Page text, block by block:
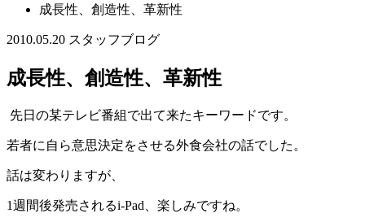
成長性、創造性、革新性
2010.05.20 スタッフブログ
成長性、創造性、革新性
先日の某テレビ番組で出て来たキーワードです。
若者に自ら意思決定をさせる外食会社の話でした。
話は変わりますが、
1週間後発売されるi-Pad、楽しみですね。